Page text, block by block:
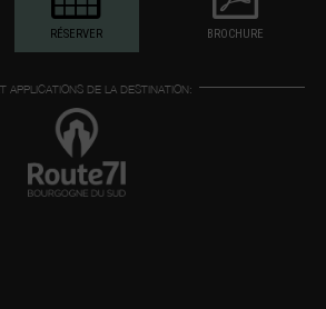
RÉSERVER BROCHURE
APPLICATIONS DE LA DESTINATION: